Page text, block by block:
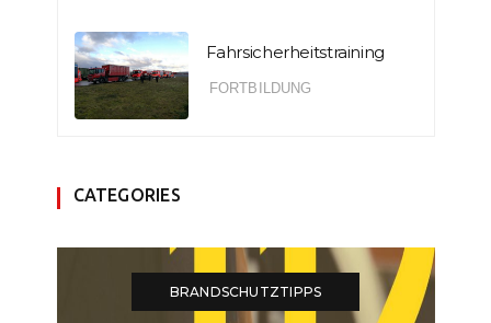
Fahrsicherheitstraining
FORTBILDUNG
CATEGORIES
BRANDSCHUTZTIPPS